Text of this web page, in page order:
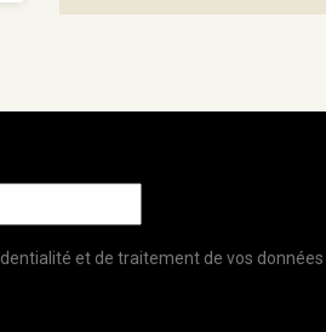
et de traitement de vos données